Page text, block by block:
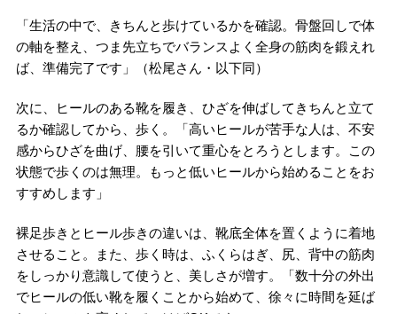
「生活の中で、きちんと歩けているかを確認。骨盤回しで体
の軸を整え、つま先立ちでバランスよく全身の筋肉を鍛えれ
ば、準備完了です」（松尾さん・以下同）
次に、ヒールのある靴を履き、ひざを伸ばしてきちんと立て
るか確認してから、歩く。「高いヒールが苦手な人は、不安
感からひざを曲げ、腰を引いて重心をとろうとします。この
状態で歩くのは無理。もっと低いヒールから始めることをお
すすめします」
裸足歩きとヒール歩きの違いは、靴底全体を置くように着地
させること。また、歩く時は、ふくらはぎ、尻、背中の筋肉
をしっかり意識して使うと、美しさが増す。「数十分の外出
でヒールの低い靴を履くことから始めて、徐々に時間を延ば